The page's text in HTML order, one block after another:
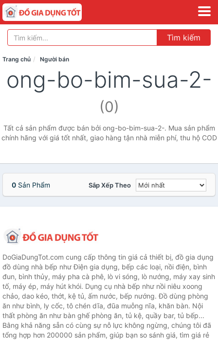
Tìm kiếm
Trang chủ Người bán
ong-bo-bim-sua-2-
(0)
Tất cả sản phẩm được bán bởi ong-bo-bim-sua-2-. Mua sản phẩm
chính hãng với giá tốt nhất, giao hàng tận nhà miễn phí, thu hộ COD
0 Sản Phẩm Sắp Xếp Theo
DoGiaDungTot.com cung cấp thông tin giá cả thiết bị, đồ gia dụng
đồ dùng nhà bếp như Điện gia dụng, bếp các loại, nồi điện, bình
đun, bình thủy, máy pha cà phê, lò vi sóng, lò nướng, máy xay sinh
tố, máy ép, máy hút khói. Dụng cụ nhà bếp như nồi niêu xoong
chảo, dao kéo, thớt, kệ tủ, ấm nước, bếp nướng. Đồ dùng phòng
ăn như bình, ly cốc, tô chén dĩa, đũa muỗng nĩa, khăn bàn. Nội
thất phòng ăn như bàn ghế phòng ăn, tủ kệ, quầy bar, tủ bếp...
Bằng khả năng sẵn có cùng sự nỗ lực không ngừng, chúng tôi đã
tổng hợp hơn 200000 sản phẩm, giúp bạn so sánh giá, tìm giá rẻ